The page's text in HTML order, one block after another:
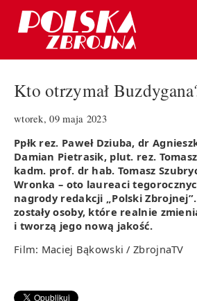
Kto otrzymał
wtorek, 09 maja 2023
Ppłk rez. Paweł Dziuba, dr
Damian Pietrasik, plut. rez.
kadm. prof. dr hab. Tomasz
Wronka – oto laureaci
nagrody redakcji „Polski
zostały osoby, które realnie
i tworzą jego nową jakość.
Film: Maciej Bąkowski / ZbrojnaTV